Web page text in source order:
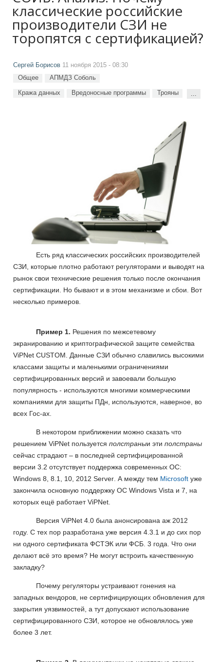
классические российские
производители СЗИ не
торопятся с сертификацией?
Сергей Борисов 11 ноября 2015 - 08:30
Общее АПМДЗ Соболь
Кража данных Вредоносные программы Трояны ...
Есть ряд классических российских производителей
СЗИ, которые плотно работают регуляторами и выводят на
рынок свои технические решения только после окончания
сертификации. Но бывают и в этом механизме и сбои. Вот
несколько примеров.
Пример 1. Решения по межсетевому
экранированию и криптографической защите семейства
ViPNet CUSTOM . Данные СЗИ обычно славились высокими
классами защиты и маленькими ограничениями
сертифицированных версий и завоевали большую
популярность - используются многими коммерческими
компаниями для защиты ПДн, используются, наверное, во
всех Гос-ах.
В некотором приближении можно сказать что
решением ViPNet пользуется полстраныи эти полстраны
сейчас страдают – в последней сертифицированной
версии 3.2 отсутствует поддержка современных ОС:
Windows 8, 8.1, 10, 2012 Server . А между тем Microsoft уже
закончила основную поддержку ОС Windows Vista и 7, на
которых ещё работаетViPNet
ВерсияViPNet 4.0 была анонсирована аж 2012
году. С тех пор разработана уже версия 4.3.1 и до сих пор
ни одного сертификата ФСТЭК или ФСБ. 3 года. Что они
делают всё это время? Не могут встроить качественную
закладку?
Почему регуляторы устраивают гонения на
западных вендоров, не сертифицирующих обновления для
закрытия уязвимостей, а тут допускают использование
сертифицированного СЗИ, которое не обновлялось уже
более 3 лет.